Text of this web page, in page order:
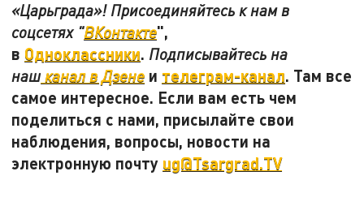
«Царьграда»! Присоединяйтесь к нам в
соцсетях "ВКонтакте",
в Одноклассники. Подписывайтесь на
наш канал в Дзене и телеграм-канал. Там все
самое интересное. Если вам есть чем
поделиться с нами, присылайте свои
наблюдения, вопросы, новости на
электронную почту ug@Tsargrad.TV